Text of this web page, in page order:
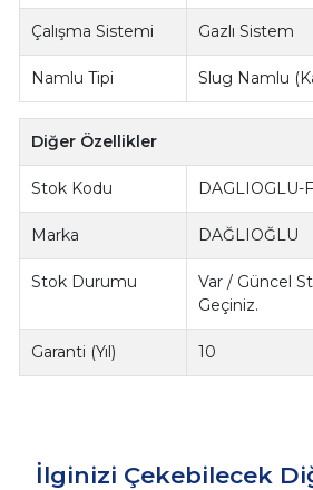
Çalışma Sistemi Gazlı Sistem
Namlu Tipi Slug Namlu
Diğer Özellikler
Stok Kodu DAGLIOGLU-
Marka DAĞLIOĞLU
Stok Durumu
Var / Güncel
Geçiniz.
Garanti (Yıl) 10
İlginizi Çekebilecek